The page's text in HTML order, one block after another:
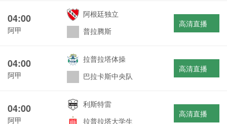
04:00
阿甲
阿根廷独立
普拉腾斯
高清直播
04:00
阿甲
拉普拉塔体操
巴拉卡斯中央队
高清直播
04:00
阿甲
利斯特雷
拉普拉塔大学生
高清直播